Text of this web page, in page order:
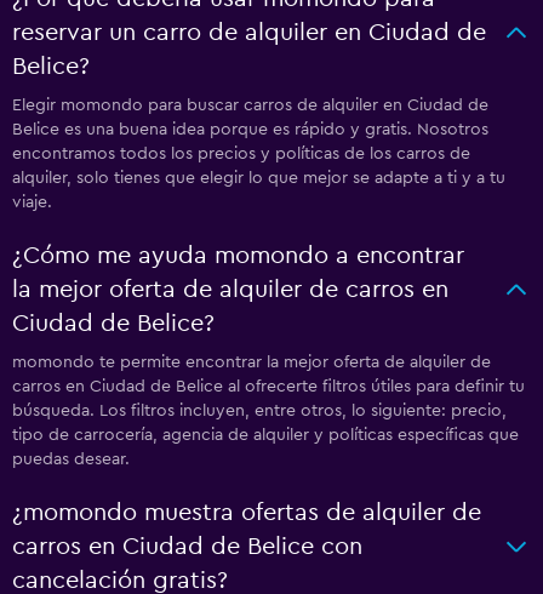
reservar un carro de alquiler en Ciudad de
Belice?
Elegir momondo para buscar carros de alquiler en Ciudad de
Belice es una buena idea porque es rápido y gratis. Nosotros
encontramos todos los precios y políticas de los carros de
alquiler, solo tienes que elegir lo que mejor se adapte a ti y a tu
viaje.
¿Cómo me ayuda momondo a encontrar
la mejor oferta de alquiler de carros en
Ciudad de Belice?
momondo te permite encontrar la mejor oferta de alquiler de
carros en Ciudad de Belice al ofrecerte filtros útiles para definir tu
búsqueda. Los filtros incluyen, entre otros, lo siguiente: precio,
tipo de carrocería, agencia de alquiler y políticas específicas que
puedas desear.
¿momondo muestra ofertas de alquiler de
carros en Ciudad de Belice con
cancelación gratis?